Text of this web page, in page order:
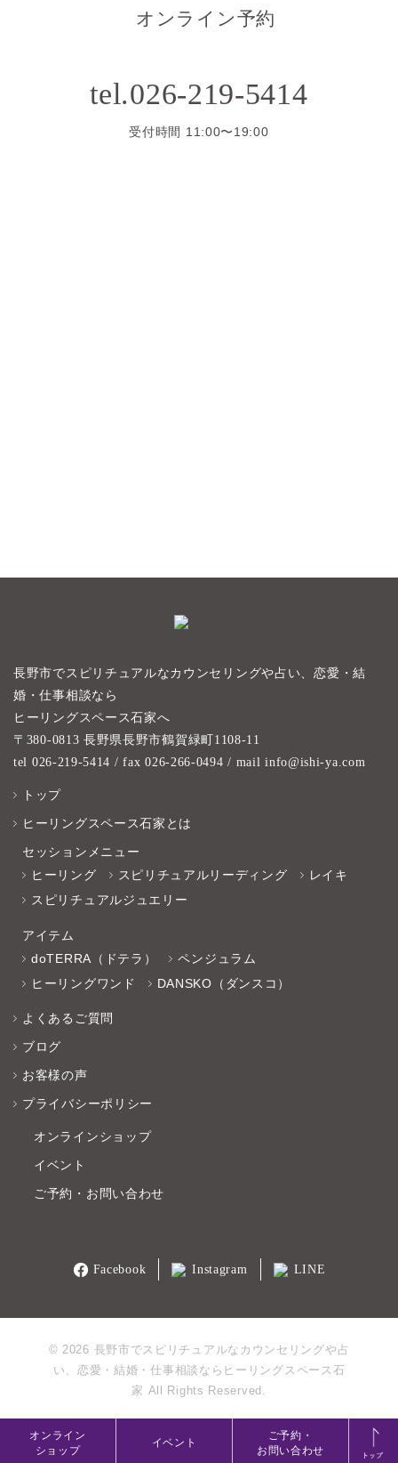
オンライン
ショップ
イベント
ご予約・
お問い合わせ
オンライン予約
tel.026-219-5414
受付時間 11:00〜19:00
長野市でスピリチュアルなカウンセリングや占い、恋愛・結
婚・仕事相談なら
ヒーリングスペース石家へ
〒380-0813 長野県長野市鶴賀緑町1108-11
tel 026-219-5414 / fax 026-266-0494 / mail info@ishi-ya.com
トップ
ヒーリングスペース石家とは
セッションメニュー
ヒーリング
スピリチュアルリーディング
レイキ
スピリチュアルジュエリー
アイテム
doTERRA（ドテラ）
ペンジュラム
ヒーリングワンド
DANSKO（ダンスコ）
よくあるご質問
ブログ
お客様の声
プライバシーポリシー
オンラインショップ
イベント
ご予約・お問い合わせ
Facebook Instagram LINE
© 2026 長野市でスピリチュアルなカウンセリングや占
い、恋愛・結婚・仕事相談ならヒーリングスペース石
家 All Rights Reserved.